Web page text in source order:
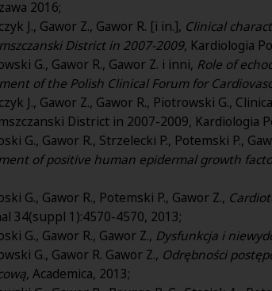
2016;
J., Gawor Z., Gawor R. [i in.], Clinical
District in 2007-2009, Kardiologia
G., Gawor R., Gawor Z. i inni, Role of
of the Polish Clinical Forum for
J., Gawor Z., Gawor R., Piotrowski G.,
District in 2007-2009, Kardiologia
G., Gawor R., Strzelecki P., Potemski P.,
of positive human epidermal growth
G., Gawor R., Potemski P., Gawor Z.,
34(suppl 1):4570-4570, 2013;
G., Gawor R., Gawor Z., Dysfunkcja i
G., Gawor R. Gawor Z., Odrębności
, Academica, 2013;